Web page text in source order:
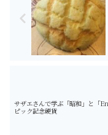
サザエさんで学ぶ「昭和」と「
ピック記念硬貨